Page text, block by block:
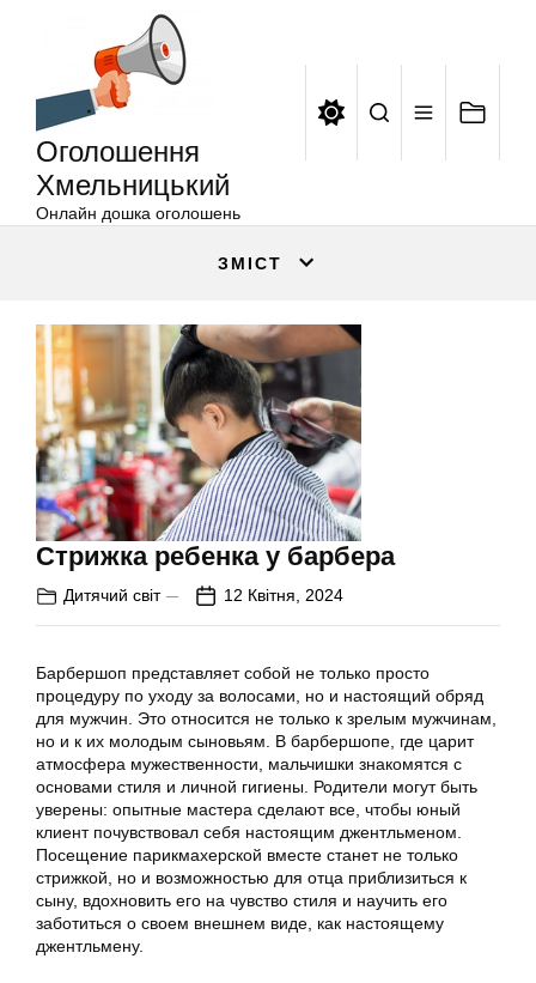
Оголошення
Хмельницький
Онлайн дошка оголошень
ЗМІСТ
Стрижка ребенка у барбера
Дитячий світ 12 Квітня, 2024
Барбершоп представляет собой не только просто
процедуру по уходу за волосами, но и настоящий обряд
для мужчин. Это относится не только к зрелым мужчинам,
но и к их молодым сыновьям. В барбершопе, где царит
атмосфера мужественности, мальчишки знакомятся с
основами стиля и личной гигиены. Родители могут быть
уверены: опытные мастера сделают все, чтобы юный
клиент почувствовал себя настоящим джентльменом.
Посещение парикмахерской вместе станет не только
стрижкой, но и возможностью для отца приблизиться к
сыну, вдохновить его на чувство стиля и научить его
заботиться о своем внешнем виде, как настоящему
джентльмену.